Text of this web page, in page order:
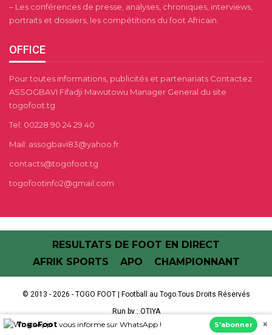
– Les conférences de presse, analyses, chroniques, interviews,
portraits et dossiers, les compétitions du foot Africain.
OFFICE
Pour toutes informations, publicités et partenariats Contactez
ASSOGBAVI Fifadji Mawutowu Manager General du site
togofoot.tg
Tel: 00228 90 24 29 40
Mail: assogbavi83@yahoo.fr
contacts@togofoot.tg
togofootinfo2@gmail.com
RESULTATS DE FOOT EN DIRECT
AFRIK SPORTS
APO CHAMPIONNANT
© 2013 - 2026 - TOGO FOOT | Football au Togo.Tous Droits Réservés
Run by : OTIYA
TogoFoot vous informe sur WhatsApp ! S’abonner ×